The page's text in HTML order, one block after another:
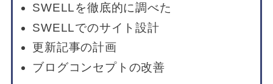
SWELLを徹底的に調べた
SWELLでのサイト設計
更新記事の計画
ブログコンセプトの改善